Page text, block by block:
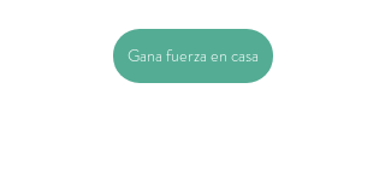
Gana fuerza en casa